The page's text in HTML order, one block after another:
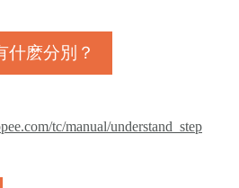
什麽分別？
tc/manual/understand_step